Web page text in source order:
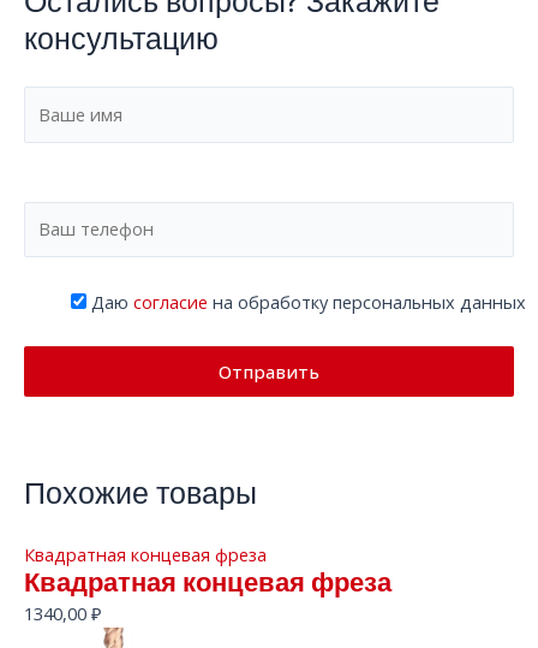
консультацию
Даю согласие на обработку персональных данных
Похожие товары
Квадратная концевая фреза
Квадратная концевая фреза
1340,00 ₽